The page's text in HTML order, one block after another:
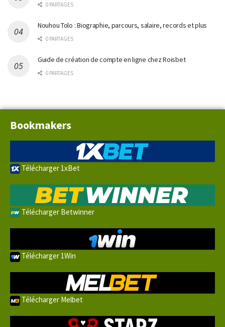
0 PARTAGES
Nouhou Tolo : Biographie, parcours, salaire, records et plus
0 PARTAGES
Guide de création de compte en ligne chez Roisbet
0 PARTAGES
Bookmakers
Télécharger 1xBet
Télécharger Betwinner
Télécharger 1Win
Télécharger Melbet